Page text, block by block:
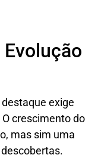
exige
crescimento do
mas sim uma